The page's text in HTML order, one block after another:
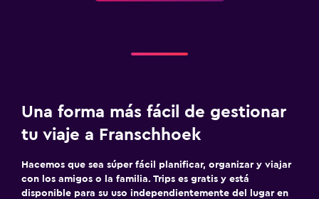
Almohada de plumas
Enchufe cerca de la cama
Sofá cama
Una forma más fácil de gestionar
tu viaje a Franschhoek
Hacemos que sea súper fácil planificar, organizar y viajar
con los amigos o la familia. Trips es gratis y está
disponible para su uso independientemente del lugar en